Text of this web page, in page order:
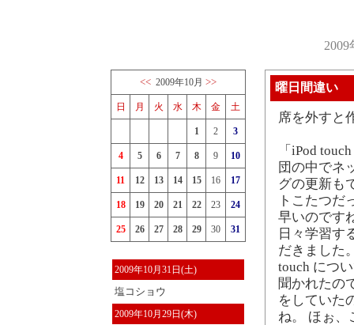
<< 2009年10月 >>
日 月 火 水 木 金 土
1 2 3
4 5 6 7 8 9 10
11 12 13 14 15 16 17
18 19 20 21 22 23 24
25 26 27 28 29 30 31
2009年10月31日(土)
塩コショウ
2009年10月29日(木)
曜日間違い
席を外すと
「iPod
団の中でネ
グの更新も
トこたつ
早いのです
日々学習す
だきました
touch につ
聞かれたの
をしていた
ね。 ほぉ、